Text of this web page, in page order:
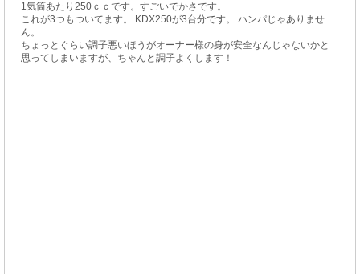
1気筒あたり250ｃｃです。すごいでかさです。
これが3つもついてます。 KDX250が3台分です。 ハンパじゃありませ
ん。
ちょっとぐらい調子悪いほうがオーナー様の身が安全なんじゃないかと
思ってしまいますが、ちゃんと調子よくします！